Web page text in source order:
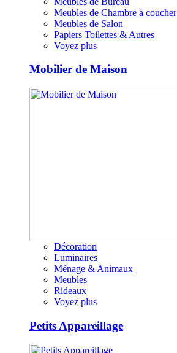
Meubles de Chambre à coucher
Meubles de Salon
Papiers Toilettes & Autres
Voyez plus
Mobilier de Maison
Décoration
Luminaires
Ménage & Animaux
Meubles
Rideaux
Voyez plus
Petits Appareillage